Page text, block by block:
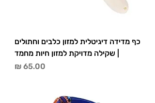
כף מדידה דיגיטלית למזון כלבים וחתולים
| שקילה מדויקת למזון חיות מחמד
מחיר